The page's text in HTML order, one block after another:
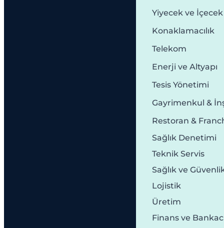
Yiyecek ve İçecek
Konaklamacılık
Telekom
Enerji ve Altyapı
Tesis Yönetimi
Gayrimenkul &
Restoran &
Sağlık Denetimi
Teknik Servis
Sağlık ve
Lojistik
Üretim
Finans ve